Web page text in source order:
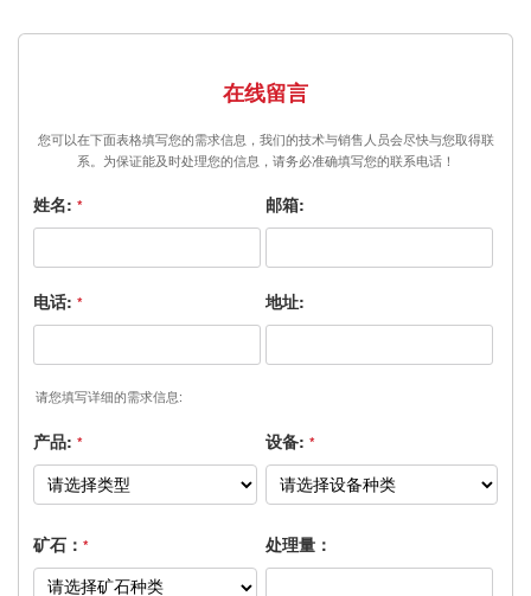
在线留言
您可以在下面表格填写您的需求信息，我们的技术与销售人员会尽快与您取得联
系。为保证能及时处理您的信息，请务必准确填写您的联系电话！
姓名: * 邮箱:
电话: * 地址:
请您填写详细的需求信息:
产品: * 设备: *
矿石： * 处理量：